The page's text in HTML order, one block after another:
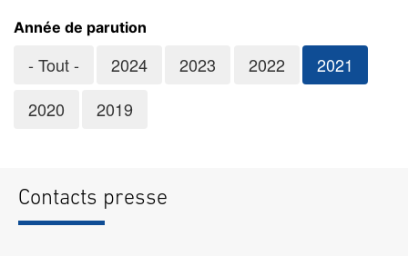
Année de parution
- Tout - 2024 2023 2022
2021
2020
2019
Contacts presse